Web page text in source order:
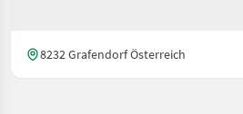
8232 Grafendorf Österreich